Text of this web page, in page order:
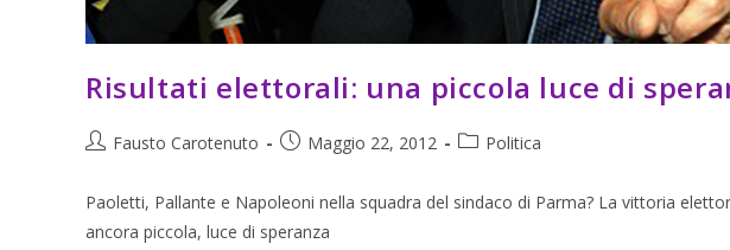
Risultati elettorali: una piccola luce di
Fausto Carotenuto Maggio 22, 2012 Politica
Paoletti, Pallante e Napoleoni nella squadra del sindaco di Parma? La vittoria
ancora piccola, luce di speranza